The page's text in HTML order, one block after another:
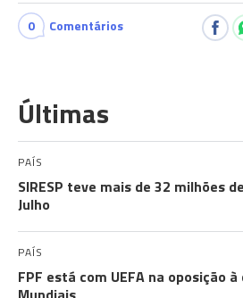
0 Comentários
Últimas
PAÍS
SIRESP teve mais de 32 milhões
Julho
PAÍS
FPF está com UEFA na oposição